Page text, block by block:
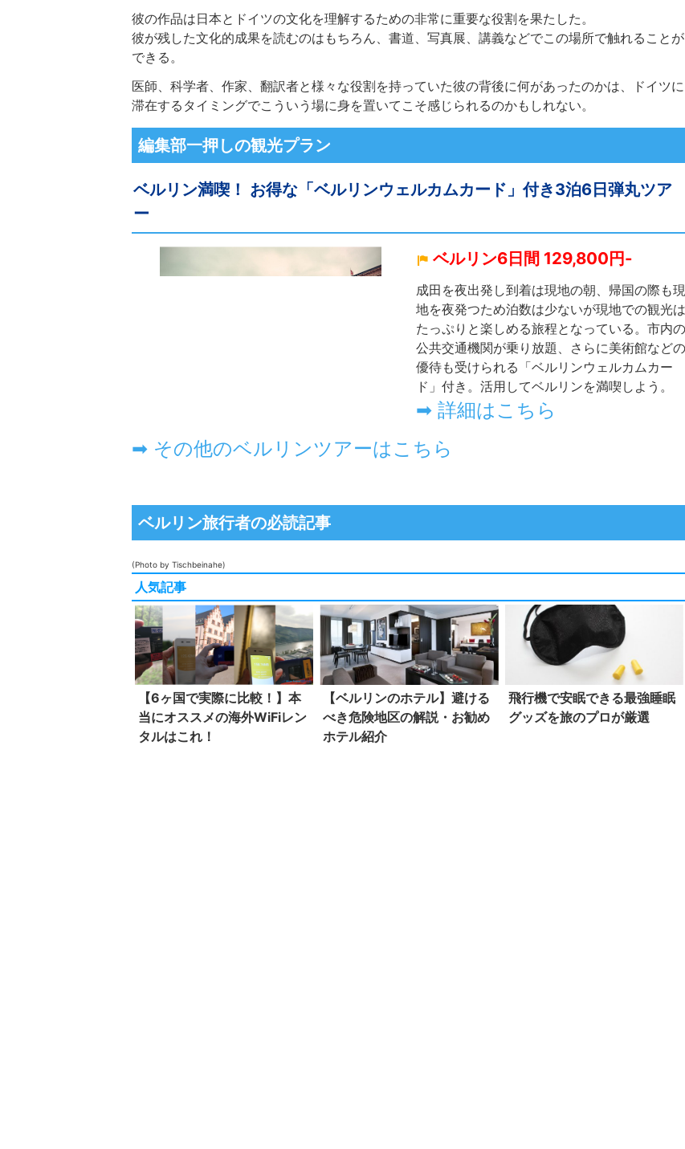
彼の作品は日本とドイツの文化を理解するための非常に重要な役割を果たした。
彼が残した文化的成果を読むのはもちろん、書道、写真展、講義などでこの場所で触れることが
できる。
医師、科学者、作家、翻訳者と様々な役割を持っていた彼の背後に何があったのかは、ドイツに
滞在するタイミングでこういう場に身を置いてこそ感じられるのかもしれない。
編集部一押しの観光プラン
ベルリン満喫！ お得な「ベルリンウェルカムカード」付き3泊6日弾丸ツア
ー
ベルリン旅行者の必読記事
(Photo by Tischbeinahe)
人気記事
【6ヶ国で実際に比較！】本
当にオススメの海外WiFiレン
タルはこれ！
【ベルリンのホテル】避ける
べき危険地区の解説・お勧め
ホテル紹介
飛行機で安眠できる最強睡眠
グッズを旅のプロが厳選